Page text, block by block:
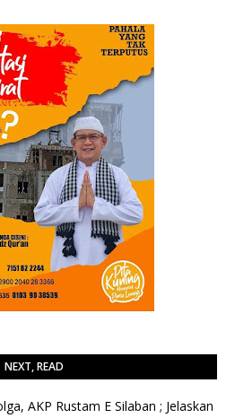
NEXT, READ
AKP Rustam E Silaban ; Jelaskan